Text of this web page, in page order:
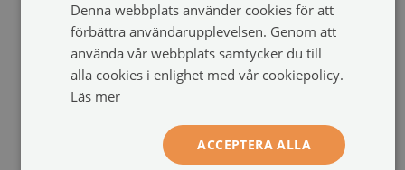
REKOMMENDERADE PRODUKTER
Denna webbplats använder cookies för att
förbättra användarupplevelsen. Genom att
använda vår webbplats samtycker du till
alla cookies i enlighet med vår cookiepolicy.
Läs mer
ACCEPTERA ALLA